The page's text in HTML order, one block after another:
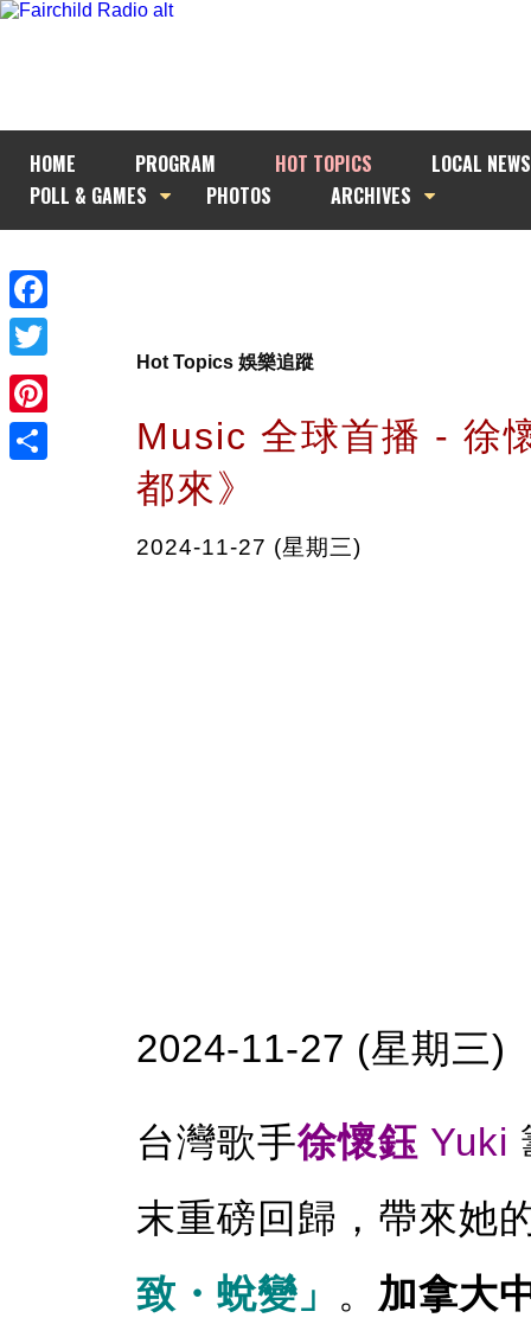
HOME PROGRAM HOT TOPICS
LOCAL NEWS
POLL & GAMES
PHOTOS ARCHIVES
Facebook
Twitter
Pinterest
Hot Topics 娛樂追蹤
Music 全球首播 - 徐
都來》
2024-11-27 (星期三)
2024-11-27 (星期三)
台灣歌手徐懷鈺 Yuki
末重磅回歸，帶來她
致・蛻變」 。 加拿大